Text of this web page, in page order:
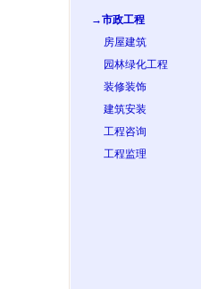
→市政工程
房屋建筑
园林绿化工程
装修装饰
建筑安装
工程咨询
工程监理